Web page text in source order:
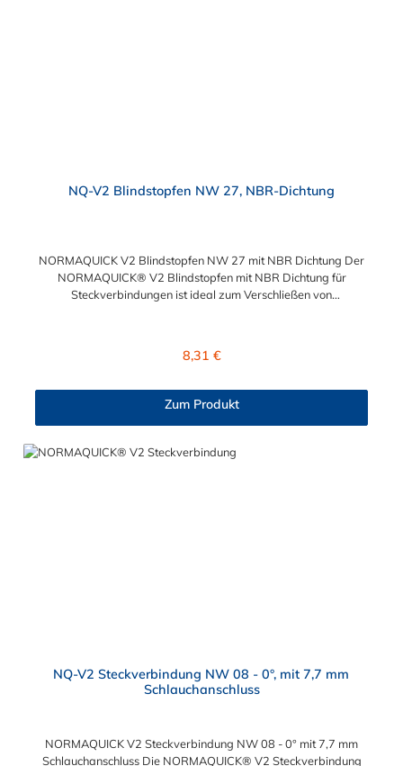
NQ-V2 Blindstopfen NW 27, NBR-Dichtung
NORMAQUICK V2 Blindstopfen NW 27 mit NBR Dichtung Der
NORMAQUICK® V2 Blindstopfen mit NBR Dichtung für
Steckverbindungen ist ideal zum Verschließen von
Glasfaser) und bietet vielfältige Möglichkeiten für
und Entlüftungsleitungen Ölkühlerleitungen
Bremsunterdruckleitungen
Regulärer Preis:
8,31 €
Zum Produkt
NQ-V2 Steckverbindung NW 08 - 0°, mit 7,7 mm
Schlauchanschluss
NORMAQUICK V2 Steckverbindung NW 08 - 0° mit 7,7 mm
Schlauchanschluss Die NORMAQUICK® V2 Steckverbindung